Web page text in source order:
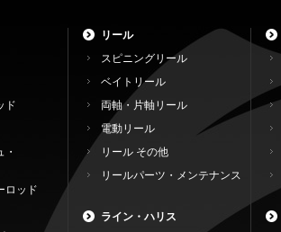
ド
ロッド
リール
スピニングリール
ベイトリール
両軸・片軸リール
電動リール
リール その他
リールパーツ・メンテナンス
ライン・ハリス